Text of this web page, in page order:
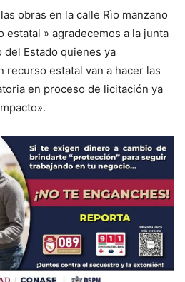
obras en la calle Rìo manzano
estatal » agradecemos a la junta
Estado quienes ya
recurso estatal van a hacer las
en proceso de licitación ya